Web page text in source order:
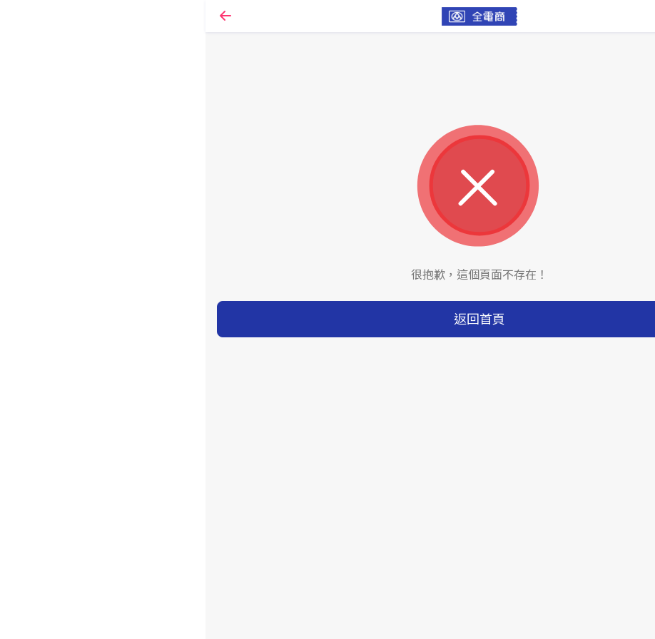
很抱歉，這個頁面不存在！
返回首頁